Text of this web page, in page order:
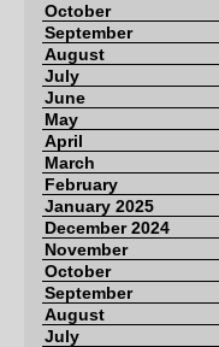
October
September
August
July
June
May
April
March
February
January 2025
December 2024
November
October
September
August
July